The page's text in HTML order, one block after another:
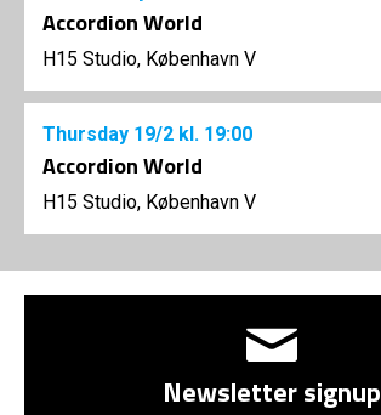
Accordion World
H15 Studio, København V
Thursday 19/2 kl. 19:00
Accordion World
H15 Studio, København V
Newsletter signup